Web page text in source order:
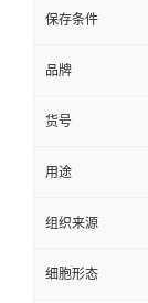
保存条件
品牌
货号
用途
组织来源
细胞形态